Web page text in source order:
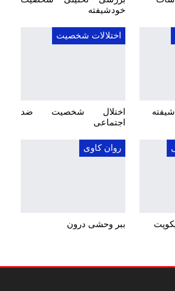
خودشیفته
اختلالات شخصیت
اختلال شخصیت ضد
اجتماعی
روان کاوی
ببر وحشی درون